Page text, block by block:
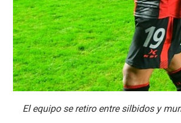
El equipo se retiro entre silbidos y